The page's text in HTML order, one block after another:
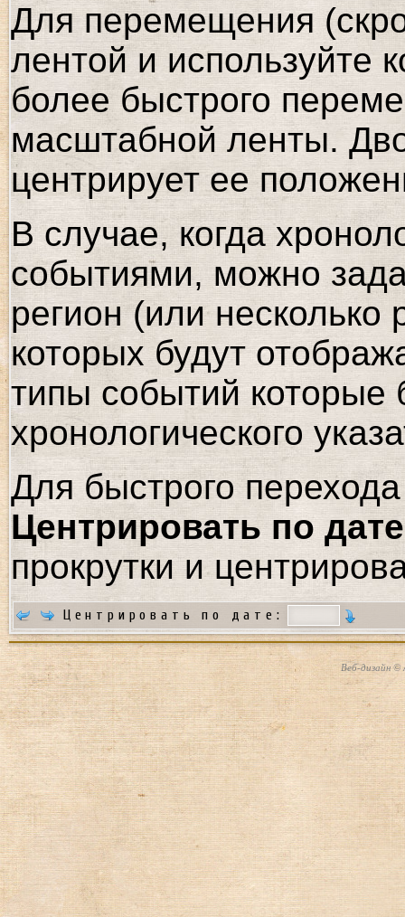
Для перемещения
лентой и используйте
более быстрого
масштабной ленты.
центрирует ее
В случае, когда
событиями, можно
регион (или
которых будут
типы событий которые
хронологического
Для быстрого
Центрировать по дате
прокрутки и
Центрировать по дате:
Веб-дизайн ©